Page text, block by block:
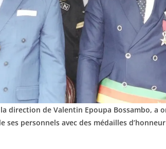
direction de Valentin Epoupa Bossambo, a
ses personnels avec des médailles